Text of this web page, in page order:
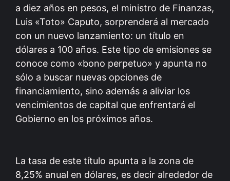
a diez años en pesos, el ministro de Finanzas,
Luis «Toto» Caputo, sorprenderá al mercado
con un nuevo lanzamiento: un título en
dólares a 100 años. Este tipo de emisiones se
conoce como «bono perpetuo» y apunta no
sólo a buscar nuevas opciones de
financiamiento, sino además a aliviar los
vencimientos de capital que enfrentará el
Gobierno en los próximos años.
La tasa de este título apunta a la zona de
8,25% anual en dólares, es decir alrededor de